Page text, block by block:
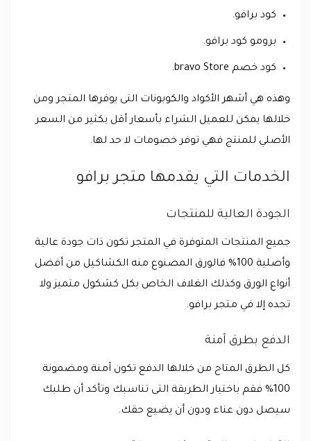
كود برافو.
برومو كود برافو.
كود خصم bravo Store.
وهذه هي أشهر الأكواد والكوبونات التى يوفرها المتجر ومن
خلالها يمكن للعميل الشراء بأسعار أقل بكثير من السعر
الأصلي للمنتج فهي توفر خصومات لا حد لها.
الخدمات التي يقدمها متجر برافو
الجودة العالية للمنتجات
جميع المنتجات المتوفرة في المتجر تكون ذات جودة عالية
وأصلية 100% فالورق المصنوع منه الكشاكيل من أفضل
أنواع الورق وكذلك الغلاف الخاص بكل كشكول متميز ولا
تجده إلا في متجر برافو.
الدفع بطرق آمنة
كل الطرق المتاح من خلالها الدفع تكون آمنة ومضمونة
100% فقم باختيار الطريقة التى تناسبك وتأكد أن طلبك
سيصل دون عناء ودون أن يضيع حقك.